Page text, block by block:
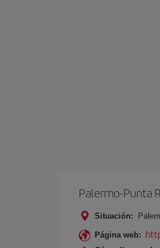
Palermo-Punta
Situación:
Página web: